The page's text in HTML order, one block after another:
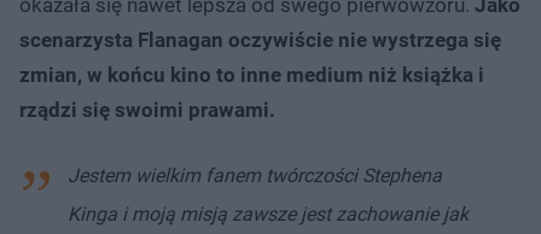
scenarzysta Flanagan oczywiście nie wystrzega się
zmian, w końcu kino to inne medium niż książka i
rządzi się swoimi prawami.
Jestem wielkim fanem twórczości Stephena
Kinga i moją misją zawsze jest zachowanie jak